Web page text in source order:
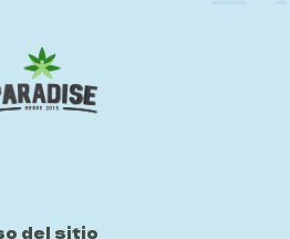
del sitio